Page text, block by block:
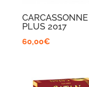
CARCASSONNE
PLUS 2017
60,00€